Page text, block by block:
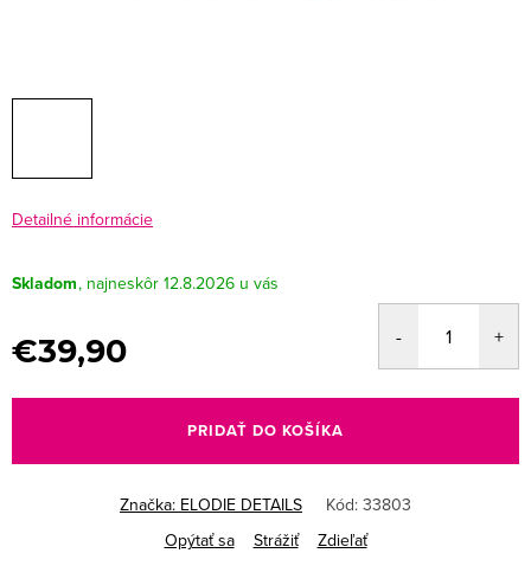
Detailné informácie
Skladom 12.8.2026
€39,90
cena:
PRIDAŤ DO KOŠÍKA
Značka: ELODIE DETAILS Kód: 33803
Opýtať sa
Strážiť Zdieľať